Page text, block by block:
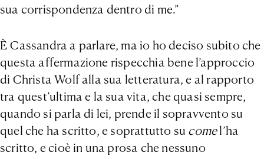
sua corrispondenza dentro di me.”
È Cassandra a parlare, ma io ho deciso subito che
questa affermazione rispecchia bene l’approccio
di Christa Wolf alla sua letteratura, e al rapporto
tra quest’ultima e la sua vita, che quasi sempre,
quando si parla di lei, prende il sopravvento su
quel che ha scritto, e soprattutto su comel’ha
scritto, e cioè in una prosa che nessuno